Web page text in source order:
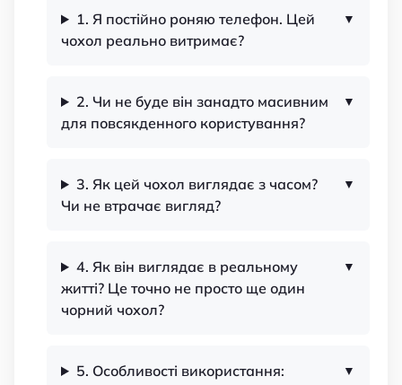
1. Я постійно роняю телефон. Цей
чохол реально витримає?
2. Чи не буде він занадто масивним
для повсякденного користування?
3. Як цей чохол виглядає з часом?
Чи не втрачає вигляд?
4. Як він виглядає в реальному
житті? Це точно не просто ще один
чорний чохол?
5. Особливості використання: